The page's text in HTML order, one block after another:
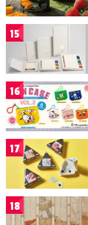
15
16
17
18